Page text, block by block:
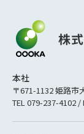
本社
〒671-1132 姫路市
TEL 079-237-4102 /